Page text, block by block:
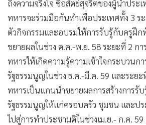
ถึงความจริงใจ ซื่อสัตย์สุจริตของผู้นำประ
ทหารจะร่วมมือกันทำเพื่อประเทศทั้ง 3 ร
ตัวกิจกรรมและอบรมให้การรับรู้กับครูฝึก
ขยายผลในช่วง ต.ค.-พ.ย. 58 ระยะที่ 2 ก
ทหารให้เกิดความรู้ความเข้าใจกระบวนก
รัฐธรรมนูญในช่วง ธ.ค.-มี.ค. 59 และระย
ทหารเป็นแกนนำขยายผลการสร้างการรับ
รัฐธรรมนูญให้แก่ครอบครัว ชุมชน และป
ไปสู่การทำประชามติในช่วงเม.ย.- ก.ค. 59